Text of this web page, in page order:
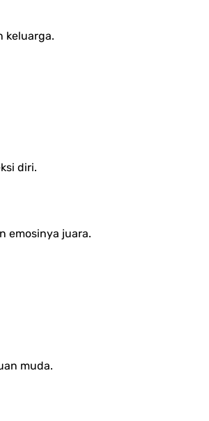
keluarga.
diri.
emosinya juara.
muda.